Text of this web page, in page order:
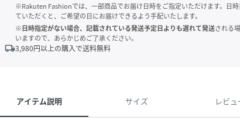
※Rakuten Fashionでは、一部商品でお届け日時をご指定いただけます。日
ていただくと、ご希望の日にお届けできるよう手配いたします。
※日時指定がない場合、記載されている発送予定日よりも遅れて発送される
いますので、あらかじめご了承ください。
local_shipping3,980円以上の購入で送料無料
アイテム説明 サイズ レビ